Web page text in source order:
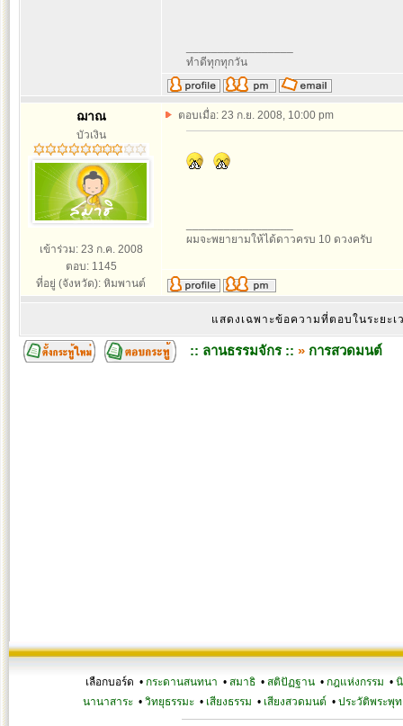
ทำดีทุกทุกวัน
ฌาณ
บัวเงิน
เข้าร่วม: 23 ก.ค. 2008
ตอบ: 1145
ที่อยู่ (จังหวัด): หิมพานต์
ตอบเมื่อ: 23 ก.ย. 2008, 10:00 pm
ผมจะพยายามให้ได้ดาวครบ 10 ดวงครับ
แสดงเฉพาะข้อความที่ตอบในระยะ
:: ลานธรรมจักร :: » การสวดมนต์
เลือกบอร์ด • กระดานสนทนา • สมาธิ • สติปัฏฐาน • กฎแห่งกรรม •
นานาสาระ• วิทยุธรรมะ• เสียงธรรม • เสียงสวดมนต์ • ประวัติพระพุท